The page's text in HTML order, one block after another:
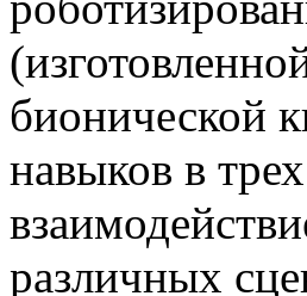
бионической
навыков в
различных